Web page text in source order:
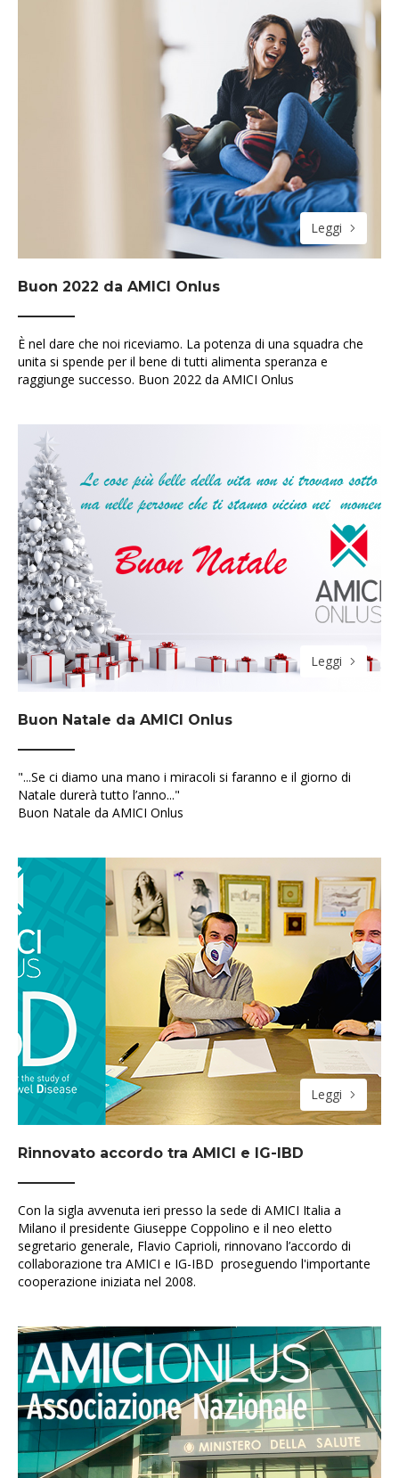
Leggi
Buon 2022 da AMICI Onlus
È nel dare che noi riceviamo. La potenza di una squadra che
unita si spende per il bene di tutti alimenta speranza e
raggiunge successo. Buon 2022 da AMICI Onlus
Leggi
Buon Natale da AMICI Onlus
"...Se ci diamo una mano i miracoli si faranno e il giorno di
Natale durerà tutto l’anno..."
Buon Natale da AMICI Onlus
Leggi
Rinnovato accordo tra AMICI e IG-IBD
Con la sigla avvenuta ieri presso la sede di AMICI Italia a
Milano il presidente Giuseppe Coppolino e il neo eletto
segretario generale, Flavio Caprioli, rinnovano l’accordo di
collaborazione tra AMICI e IG-IBD proseguendo l'importante
cooperazione iniziata nel 2008.